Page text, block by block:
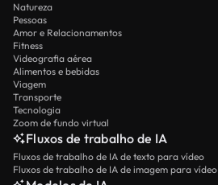
Natureza
Pessoas
Amor e Relacionamentos
Fitness
Videografia aérea
Alimentos e bebidas
Viagem
Transporte
Tecnologia
Zoom de fundo virtual
Fluxos de trabalho de IA
Fluxos de trabalho de IA de texto para vídeo
Fluxos de trabalho de IA de imagem para vídeo